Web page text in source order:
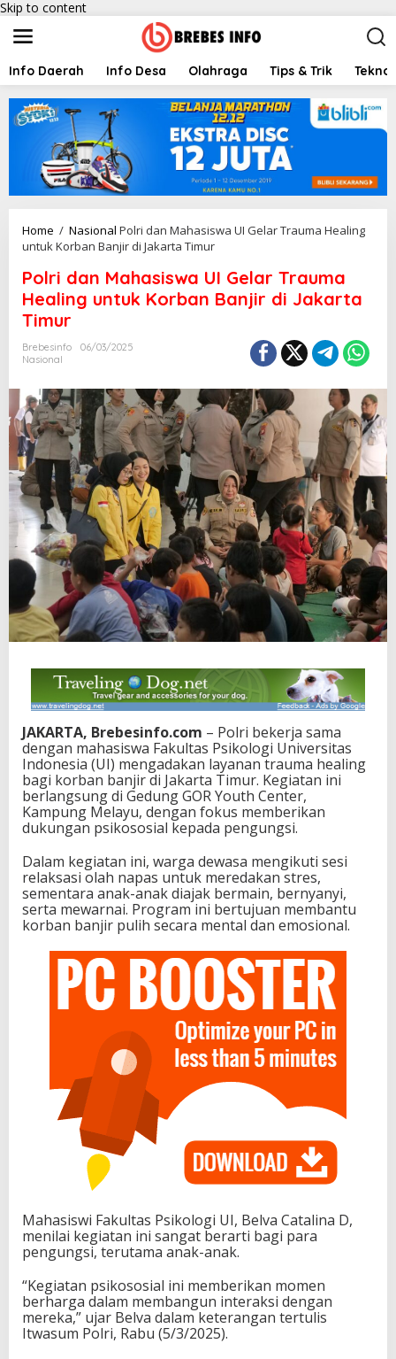
Skip to content
Info Daerah Info Desa Olahraga Tips & Trik
Home / Nasional Polri dan Mahasiswa UI Gelar Trauma Healing
untuk Korban Banjir di Jakarta Timur
Polri dan Mahasiswa UI Gelar Trauma
Healing untuk Korban Banjir di Jakarta
Timur
Brebesinfo
06/03/2025
Nasional
JAKARTA, Brebesinfo.com – Polri bekerja sama
dengan mahasiswa Fakultas Psikologi Universitas
Indonesia (UI) mengadakan layanan trauma healing
bagi korban banjir di Jakarta Timur. Kegiatan ini
berlangsung di Gedung GOR Youth Center,
Kampung Melayu, dengan fokus memberikan
dukungan psikososial kepada pengungsi.
Dalam kegiatan ini, warga dewasa mengikuti sesi
relaksasi olah napas untuk meredakan stres,
sementara anak-anak diajak bermain, bernyanyi,
serta mewarnai. Program ini bertujuan membantu
korban banjir pulih secara mental dan emosional.
Mahasiswi Fakultas Psikologi UI, Belva Catalina D,
menilai kegiatan ini sangat berarti bagi para
pengungsi, terutama anak-anak.
“Kegiatan psikososial ini memberikan momen
berharga dalam membangun interaksi dengan
mereka,” ujar Belva dalam keterangan tertulis
Itwasum Polri, Rabu (5/3/2025).